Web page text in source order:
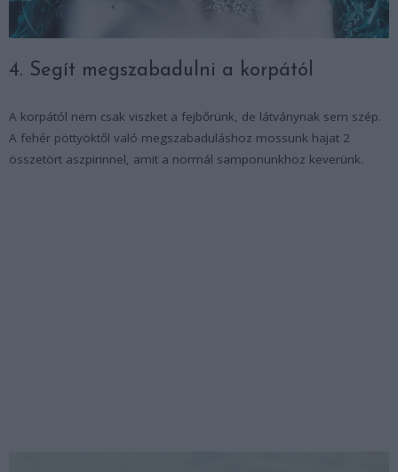
4. Segít megszabadulni a korpától
A korpától nem csak viszket a fejbőrünk, de látványnak sem szép.
A fehér pöttyöktől való megszabaduláshoz mossunk hajat 2
összetört aszpirinnel, amit a normál samponunkhoz keverünk.